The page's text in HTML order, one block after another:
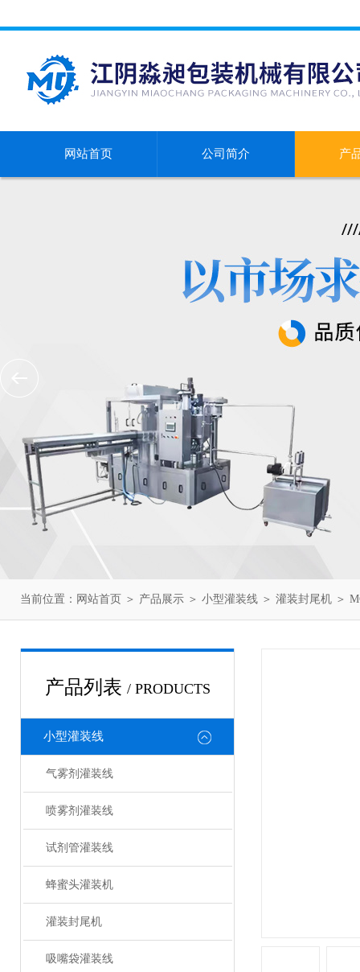
网站首页 公司简介 产
当前位置： 网站首页 ＞ 产品展示 ＞ 小型灌装线 ＞ 灌装封尾机 ＞
产品列表 / PRODUCTS
小型灌装线
气雾剂灌装线
喷雾剂灌装线
试剂管灌装线
蜂蜜头灌装机
灌装封尾机
吸嘴袋灌装线